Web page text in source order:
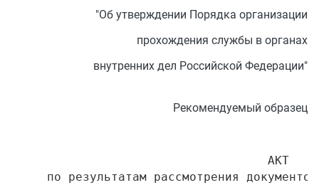
"Об утверждении Порядка организации
прохождения службы в органах
внутренних дел Российской Федерации"
Рекомендуемый образец
                                    АКТ
по результатам рассмотрения